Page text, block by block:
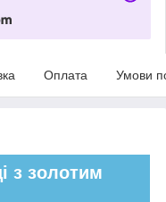
Оплата Умови
з золотим